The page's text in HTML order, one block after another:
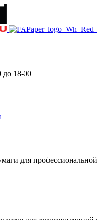
до 18-00
для